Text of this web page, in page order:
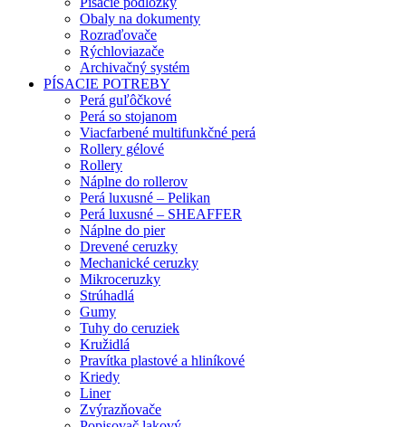
Obaly na dokumenty
Rozraďovače
Rýchloviazače
Archivačný systém
PÍSACIE POTREBY
Perá guľôčkové
Perá so stojanom
Viacfarbené multifunkčné perá
Rollery gélové
Rollery
Náplne do rollerov
Perá luxusné – Pelikan
Perá luxusné – SHEAFFER
Náplne do pier
Drevené ceruzky
Mechanické ceruzky
Mikroceruzky
Strúhadlá
Gumy
Tuhy do ceruziek
Kružidlá
Pravítka plastové a hliníkové
Kriedy
Liner
Zvýrazňovače